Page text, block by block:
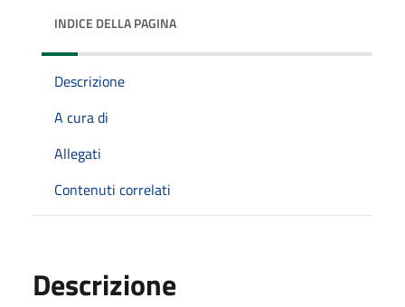
INDICE DELLA PAGINA
Descrizione
A cura di
Allegati
Contenuti correlati
Descrizione